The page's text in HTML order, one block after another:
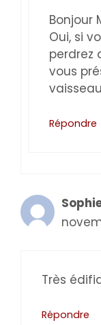
Bonjour
Oui, si
perdrez
vous
Répondre
Très
Répondre